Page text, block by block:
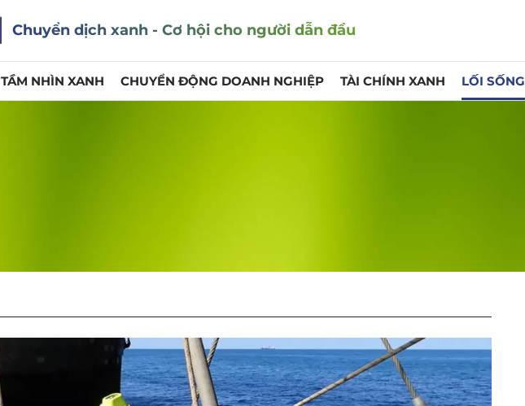
Chuyển dịch xanh - Cơ hội cho người dẫn đầu
TẦM NHÌN XANH CHUYỂN ĐỘNG DOANH NGHIỆP TÀI CHÍNH XANH LỐI SỐNG